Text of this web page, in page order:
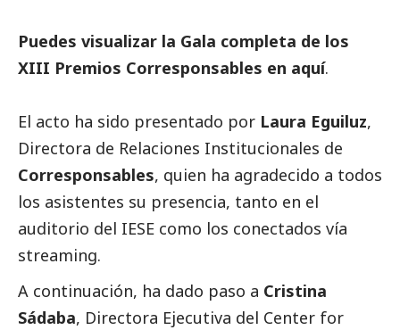
Puedes visualizar la Gala completa de los
XIII Premios Corresponsables en aquí.
El acto ha sido presentado por Laura Eguiluz,
Directora de Relaciones Institucionales de
Corresponsables, quien ha agradecido a todos
los asistentes su presencia, tanto en el
auditorio del IESE como los conectados vía
streaming.
A continuación, ha dado paso a Cristina
Sádaba, Directora Ejecutiva del Center for